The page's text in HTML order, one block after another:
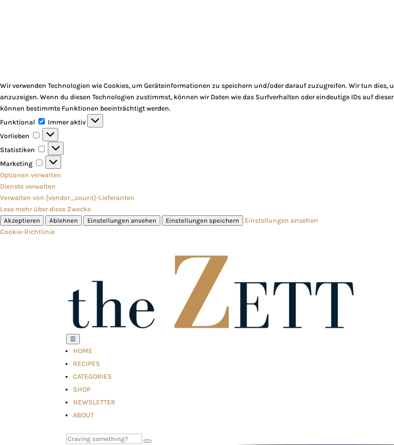
Wir verwenden Technologien wie Cookies, um Geräteinformationen zu speichern und/oder darauf zuzugreifen. Wir tun
anzuzeigen. Wenn du diesen Technologien zustimmst, können wir Daten wie das Surfverhalten oder eindeutige IDs auf
können bestimmte Funktionen beeinträchtigt werden.
Funktional
Funktional
Immer aktiv
Vorlieben
Vorlieben
Statistiken
Statistiken
Marketing
Marketing
Optionen verwalten
Dienste verwalten
Verwalten von {vendor_count}-Lieferanten
Lese mehr über diese Zwecke
Akzeptieren Ablehnen Einstellungen ansehen Einstellungen speichern
Einstellungen ansehen
Cookie-Richtlinie
☰
HOME
RECIPES
CATEGORIES
SHOP
NEWSLETTER
ABOUT